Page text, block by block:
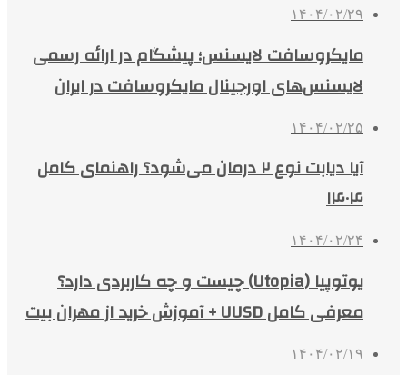
۱۴۰۴/۰۲/۲۹
مایکروسافت لایسنس؛ پیشگام در ارائه رسمی
لایسنس‌های اورجینال مایکروسافت در ایران
۱۴۰۴/۰۲/۲۵
آیا دیابت نوع ۲ درمان می‌شود؟ راهنمای کامل
۱۴۰۴
۱۴۰۴/۰۲/۲۴
یوتوپیا (Utopia) چیست و چه کاربردی دارد؟
معرفی کامل UUSD + آموزش خرید از مهران بیت
۱۴۰۴/۰۲/۱۹